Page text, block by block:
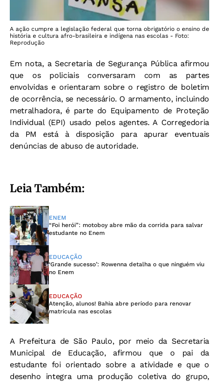
A ação cumpre a legislação federal que torna obrigatório o ensino de
história e cultura afro-brasileira e indígena nas escolas - Foto:
Reprodução
Em nota, a Secretaria de Segurança Pública afirmou
que os policiais conversaram com as partes
envolvidas e orientaram sobre o registro de boletim
de ocorrência, se necessário. O armamento, incluindo
metralhadora, é parte do Equipamento de Proteção
Individual (EPI) usado pelos agentes. A Corregedoria
da PM está à disposição para apurar eventuais
denúncias de abuso de autoridade.
Leia Também:
ENEM
“Foi herói”: motoboy abre mão da corrida para salvar
estudante no Enem
EDUCAÇÃO
‘Grande sucesso’: Rowenna detalha o que ninguém viu
no Enem
EDUCAÇÃO
Atenção, alunos! Bahia abre período para renovar
matrícula nas escolas
A Prefeitura de São Paulo, por meio da Secretaria
Municipal de Educação, afirmou que o pai da
estudante foi orientado sobre a atividade e que o
desenho integra uma produção coletiva do grupo,